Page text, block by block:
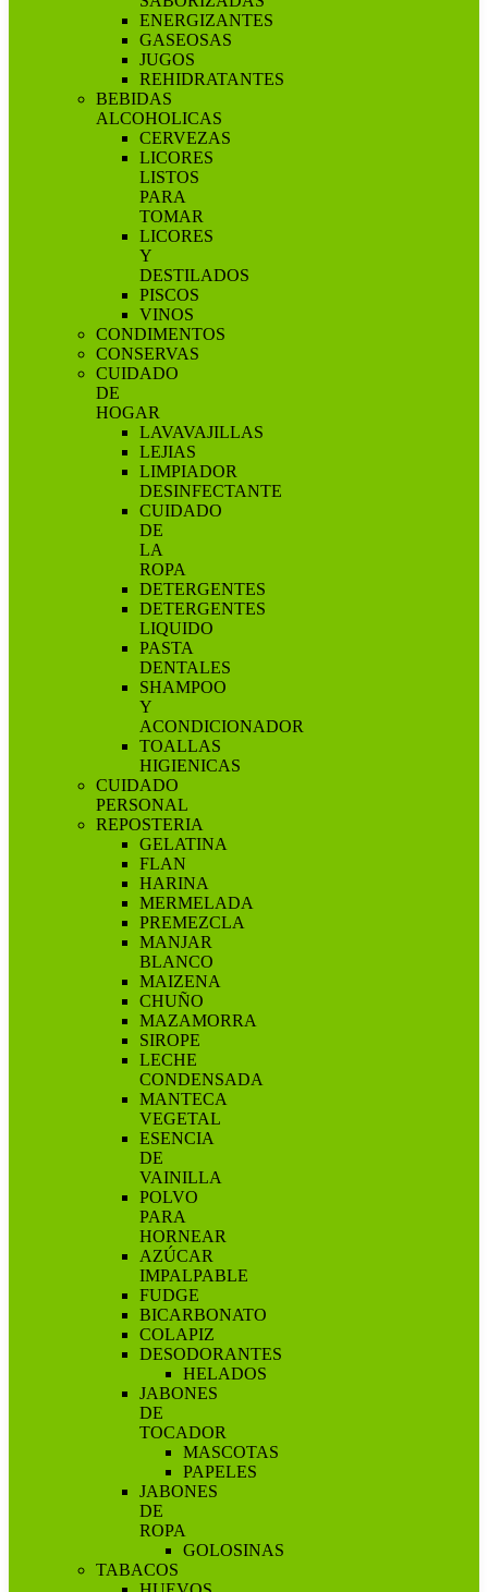
ENERGIZANTES
GASEOSAS
JUGOS
REHIDRATANTES
BEBIDAS
ALCOHOLICAS
CERVEZAS
LICORES
LISTOS
PARA
TOMAR
LICORES
Y
DESTILADOS
PISCOS
VINOS
CONDIMENTOS
CONSERVAS
CUIDADO
DE
HOGAR
LAVAVAJILLAS
LEJIAS
LIMPIADOR
DESINFECTANTE
CUIDADO
DE
LA
ROPA
DETERGENTES
DETERGENTES
LIQUIDO
PASTA
DENTALES
SHAMPOO
Y
ACONDICIONADOR
TOALLAS
HIGIENICAS
CUIDADO
PERSONAL
REPOSTERIA
GELATINA
FLAN
HARINA
MERMELADA
PREMEZCLA
MANJAR
BLANCO
MAIZENA
CHUÑO
MAZAMORRA
SIROPE
LECHE
CONDENSADA
MANTECA
VEGETAL
ESENCIA
DE
VAINILLA
POLVO
PARA
HORNEAR
AZÚCAR
IMPALPABLE
FUDGE
BICARBONATO
COLAPIZ
DESODORANTES
HELADOS
JABONES
DE
TOCADOR
MASCOTAS
PAPELES
JABONES
DE
ROPA
GOLOSINAS
TABACOS